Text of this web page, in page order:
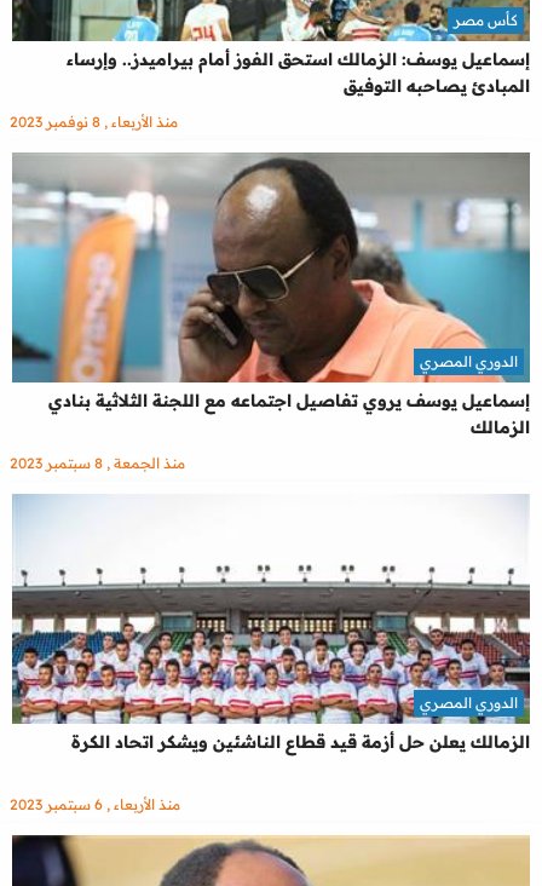
إسماعيل يوسف: الزمالك استحق الفوز أمام بيراميدز.. وإرساء
المبادئ يصاحبه التوفيق
كأس مصر
منذ الأربعاء , 8 نوفمبر 2023
إسماعيل يوسف يروي تفاصيل اجتماعه مع اللجنة الثلاثية بنادي
الزمالك
الدوري المصري
منذ الجمعة , 8 سبتمبر 2023
الزمالك يعلن حل أزمة قيد قطاع الناشئين ويشكر اتحاد الكرة
الدوري المصري
منذ الأربعاء , 6 سبتمبر 2023